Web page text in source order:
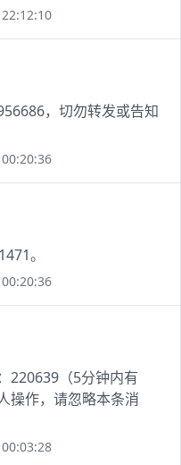
，切勿转发或告知
。
220639（5分钟内有
操作，请忽略本条消